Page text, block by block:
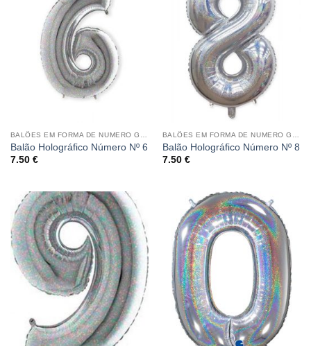
Balão Holográfico Número Nº 6
7.50 €
Balão Holográfico Número Nº 8
7.50 €